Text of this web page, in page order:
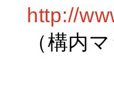
http://
（構内